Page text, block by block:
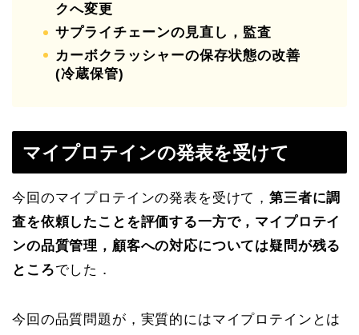
クへ変更
サプライチェーンの見直し，監査
カーボクラッシャーの保存状態の改善
(冷蔵保管)
マイプロテインの発表を受けて
今回のマイプロテインの発表を受けて，第三者に調
査を依頼したことを評価する一方で，マイプロテイ
ンの品質管理，顧客への対応については疑問が残る
ところでした．
今回の品質問題が，実質的にはマイプロテインとは